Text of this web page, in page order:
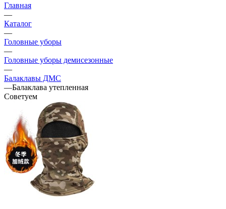
Главная
—
Каталог
—
Головные уборы
—
Головные уборы демисезонные
—
Балаклавы ДМС
—Балаклава утепленная
Советуем